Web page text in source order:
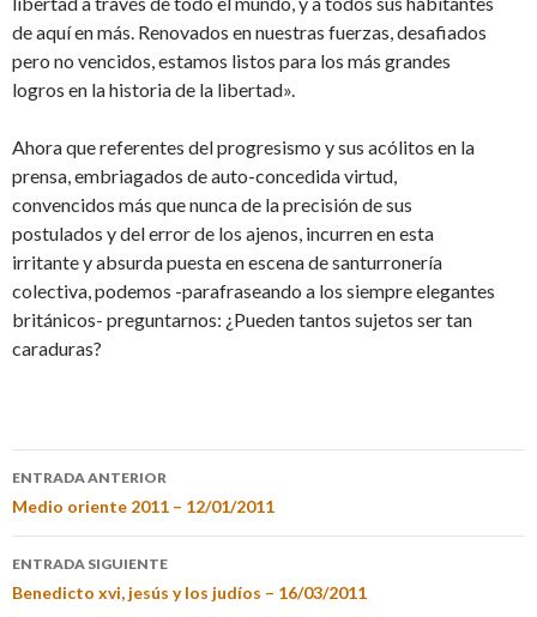
de aquí en más. Renovados en nuestras fuerzas, desafiados
pero no vencidos, estamos listos para los más grandes
logros en la historia de la libertad».
Ahora que referentes del progresismo y sus acólitos en la
prensa, embriagados de auto-concedida virtud,
convencidos más que nunca de la precisión de sus
postulados y del error de los ajenos, incurren en esta
irritante y absurda puesta en escena de santurronería
colectiva, podemos -parafraseando a los siempre elegantes
británicos- preguntarnos: ¿Pueden tantos sujetos ser tan
caraduras?
ENTRADA ANTERIOR
Medio oriente 2011 – 12/01/2011
ENTRADA SIGUIENTE
Benedicto xvi, jesús y los judíos – 16/03/2011